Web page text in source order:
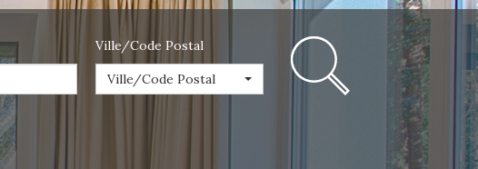
Ville/Code Postal
Ville/Code Postal